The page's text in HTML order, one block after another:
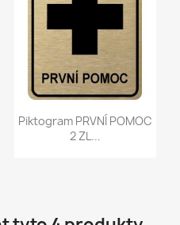
Rychlý náhled
Piktogram PRVNÍ POMOC
2 ZL...